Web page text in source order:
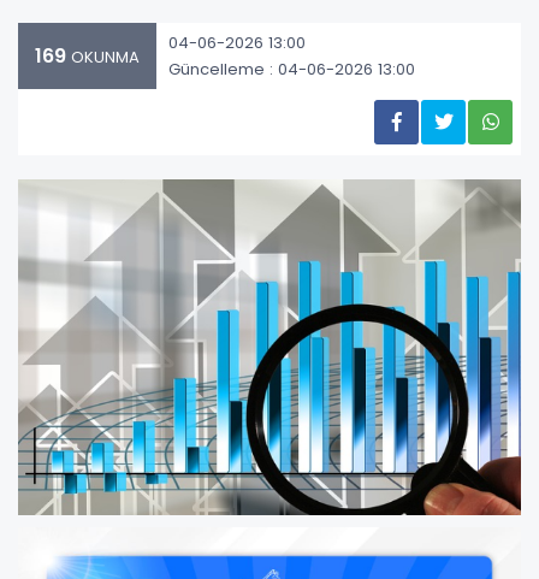
169 OKUNMA
04-06-2026 13:00
Güncelleme : 04-06-2026 13:00